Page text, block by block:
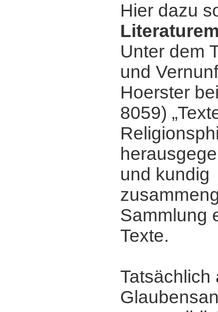
Hier dazu
Unter dem
und
Hoerster
8059)
und kundig
Sammlung
Texte.
Tatsächlich